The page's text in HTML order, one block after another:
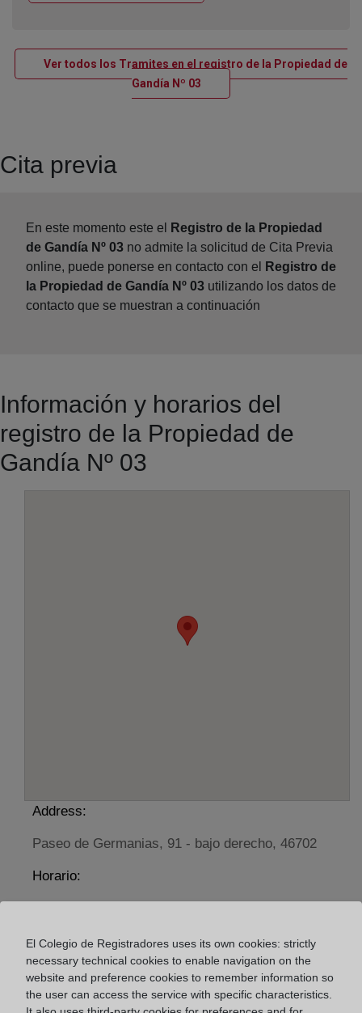
Ver todos los Tramites en el registro de la Propiedad de
Gandía Nº 03 Ventana nueva
Cita previa
En este momento este el
Registro de la Propiedad
de Gandía Nº 03 no admite la solicitud de Cita Previa
online, puede ponerse en contacto con el
Registro de
la Propiedad de Gandía Nº 03 utilizando los datos de
contacto que se muestran a continuación
Información y horarios del
registro de la Propiedad de
Gandía Nº 03
Address:
Paseo de Germanias, 91 - bajo derecho, 46702
Horario:
Los días 24 y 31 de diciembre de 09:00 a 14:00
horas
El Colegio de Registradores uses its own cookies: strictly
necessary technical cookies to enable navigation on the
website and preference cookies to remember information so
the user can access the service with specific characteristics.